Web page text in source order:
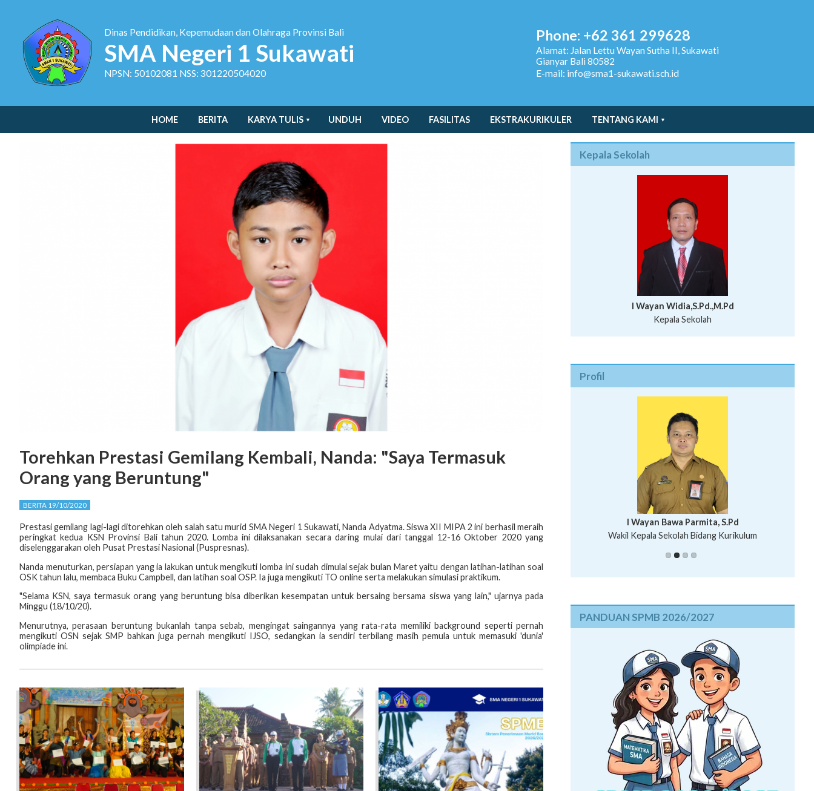
Dinas Pendidikan, Kepemudaan dan Olahraga Provinsi Bali
SMA Negeri 1 Sukawati
NPSN: 50102081 NSS: 301220504020
Phone: +62 361 299628
Alamat: Jalan Lettu Wayan Sutha II, Sukawati
Gianyar Bali 80582
E-mail: info@sma1-sukawati.sch.id
HOME BERITA KARYA TULIS UNDUH VIDEO FASILITAS EKSTRAKURIKULER TENTANG KAMI
Torehkan Prestasi Gemilang Kembali, Nanda: "Saya Termasuk
Orang yang Beruntung"
BERITA 19/10/2020
Prestasi gemilang lagi-lagi ditorehkan oleh salah satu murid SMA Negeri 1 Sukawati, Nanda Adyatma. Siswa XII MIPA 2 ini berhasil meraih
peringkat kedua KSN Provinsi Bali tahun 2020. Lomba ini dilaksanakan secara daring mulai dari tanggal 12-16 Oktober 2020 yang
diselenggarakan oleh Pusat Prestasi Nasional (Puspresnas).
Nanda menuturkan, persiapan yang ia lakukan untuk mengikuti lomba ini sudah dimulai sejak bulan Maret yaitu dengan latihan-latihan soal
OSK tahun lalu, membaca Buku Campbell, dan latihan soal OSP. Ia juga mengikuti TO online serta melakukan simulasi praktikum.
"Selama KSN, saya termasuk orang yang beruntung bisa diberikan kesempatan untuk bersaing bersama siswa yang lain," ujarnya pada
Minggu (18/10/20).
Menurutnya, perasaan beruntung bukanlah tanpa sebab, mengingat saingannya yang rata-rata memiliki background seperti pernah
mengikuti OSN sejak SMP bahkan juga pernah mengikuti IJSO, sedangkan ia sendiri terbilang masih pemula untuk memasuki 'dunia'
olimpiade ini.
Kepala Sekolah
I Wayan Widia,S.Pd.,M.Pd
Kepala Sekolah
Profil
Putu Suhartana, S.Pd.
I Wayan Bawa Parmita, S.Pd
Wakil Kepala Sekolah Bidang Kurikulum
I Wayan Gede Aditya Pratita, S.Pd., M.Sn
Ni Wayan Nopi Sutantri, S.Pd.
PANDUAN SPMB 2026/2027